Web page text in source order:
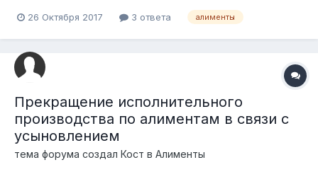
уменьшить МРП на сына ?
26 Октября 2017 3 ответа алименты
Прекращение исполнительного
производства по алиментам в связи с
усыновлением
тема форума создал Кост в Алименты